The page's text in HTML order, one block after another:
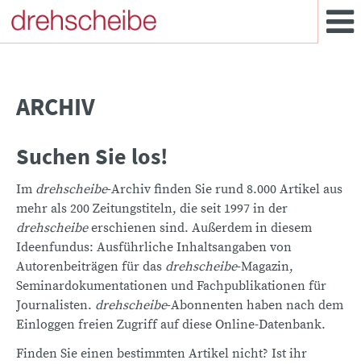
ARCHIV
Suchen Sie los!
Im drehscheibe-Archiv finden Sie rund 8.000 Artikel aus
mehr als 200 Zeitungstiteln, die seit 1997 in der
drehscheibeerschienen sind. Außerdem in diesem
Ideenfundus: Ausführliche Inhaltsangaben von
Autorenbeiträgen für das drehscheibe-Magazin,
Seminardokumentationen und Fachpublikationen für
Journalisten. drehscheibe-Abonnenten haben nach dem
Einloggen freien Zugriff auf diese Online-Datenbank.
Finden Sie einen bestimmten Artikel nicht? Ist ihr